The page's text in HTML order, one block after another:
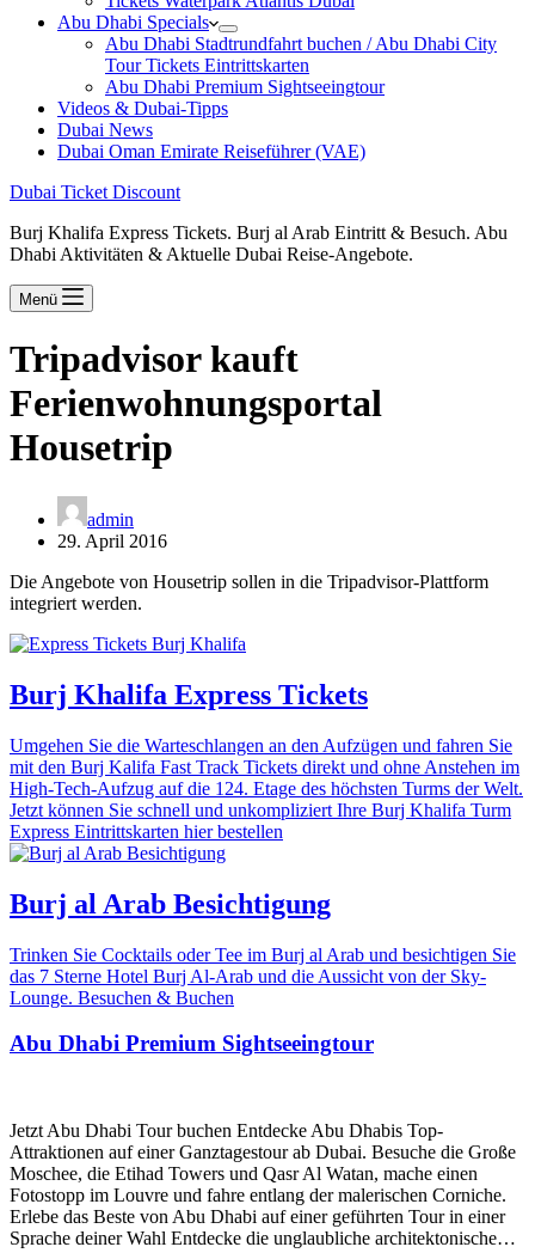
Abu Dhabi Specials
Abu Dhabi Stadtrundfahrt buchen / Abu Dhabi City
Tour Tickets Eintrittskarten
Abu Dhabi Premium Sightseeingtour
Videos & Dubai-Tipps
Dubai News
Dubai Oman Emirate Reiseführer (VAE)
Dubai Ticket Discount
Burj Khalifa Express Tickets. Burj al Arab Eintritt & Besuch. Abu
Dhabi Aktivitäten & Aktuelle Dubai Reise-Angebote.
Menü
Tripadvisor kauft
Ferienwohnungsportal
Housetrip
admin
29. April 2016
Die Angebote von Housetrip sollen in die Tripadvisor-Plattform
integriert werden.
Burj Khalifa Express Tickets
Umgehen Sie die Warteschlangen an den Aufzügen und fahren Sie
mit den Burj Kalifa Fast Track Tickets direkt und ohne Anstehen im
High-Tech-Aufzug auf die 124. Etage des höchsten Turms der Welt.
Jetzt können Sie schnell und unkompliziert Ihre Burj Khalifa Turm
Express Eintrittskarten hier bestellen
Burj al Arab Besichtigung
Trinken Sie Cocktails oder Tee im Burj al Arab und besichtigen Sie
das 7 Sterne Hotel Burj Al-Arab und die Aussicht von der Sky-
Lounge. Besuchen & Buchen
Abu Dhabi Premium Sightseeingtour
Jetzt Abu Dhabi Tour buchen Entdecke Abu Dhabis Top-
Attraktionen auf einer Ganztagestour ab Dubai. Besuche die Große
Moschee, die Etihad Towers und Qasr Al Watan, mache einen
Fotostopp im Louvre und fahre entlang der malerischen Corniche.
Erlebe das Beste von Abu Dhabi auf einer geführten Tour in einer
Sprache deiner Wahl Entdecke die unglaubliche architektonische…